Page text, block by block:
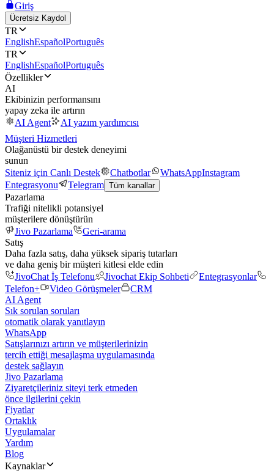
Giriş
Ücretsiz Kaydol
TR
EnglishEspañolPortuguês
TR
EnglishEspañolPortuguês
Özellikler
AI
Ekibinizin performansını
yapay zeka ile artırın
AI Agent
AI yazım yardımcısı
Müşteri Hizmetleri
Olağanüstü bir destek deneyimi
sunun
Siteniz için Canlı Destek
Chatbotlar WhatsAppInstagram
Entegrasyonu
Telegram Tüm kanallar
Pazarlama
Trafiği nitelikli potansiyel
müşterilere dönüştürün
Jivo Pazarlama
Geri-arama
Satış
Daha fazla satış, daha yüksek sipariş tutarları
ve daha geniş bir müşteri kitlesi elde edin
JivoChat İş Telefonu
Jivochat Ekip Sohbeti
Entegrasyonlar
Telefon+
Video Görüşmeler
CRM
AI Agent
Sık sorulan soruları
otomatik olarak yanıtlayın
WhatsApp
Satışlarınızı artırın ve müşterilerinizin
tercih ettiği mesajlaşma uygulamasında
destek sağlayın
Jivo Pazarlama
Ziyaretçileriniz siteyi terk etmeden
önce ilgilerini çekin
Fiyatlar
Ortaklık
Uygulamalar
Yardım
Blog
Kaynaklar